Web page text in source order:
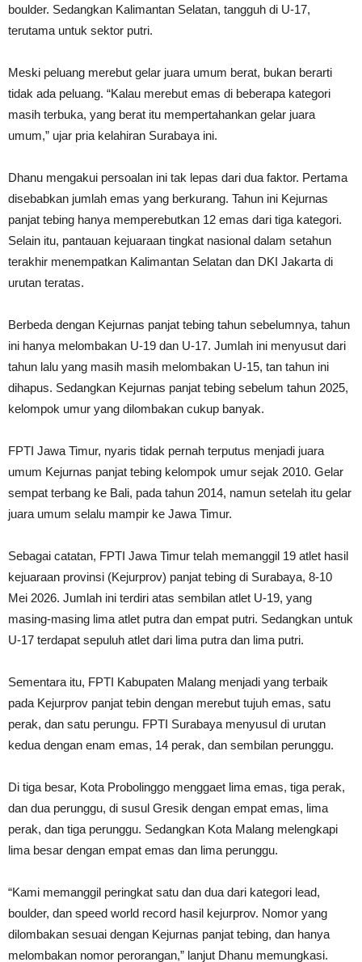
boulder. Sedangkan Kalimantan Selatan, tangguh di U-17,
terutama untuk sektor putri.
Meski peluang merebut gelar juara umum berat, bukan berarti
tidak ada peluang. “Kalau merebut emas di beberapa kategori
masih terbuka, yang berat itu mempertahankan gelar juara
umum,” ujar pria kelahiran Surabaya ini.
Dhanu mengakui persoalan ini tak lepas dari dua faktor. Pertama
disebabkan jumlah emas yang berkurang. Tahun ini Kejurnas
panjat tebing hanya memperebutkan 12 emas dari tiga kategori.
Selain itu, pantauan kejuaraan tingkat nasional dalam setahun
terakhir menempatkan Kalimantan Selatan dan DKI Jakarta di
urutan teratas.
Berbeda dengan Kejurnas panjat tebing tahun sebelumnya, tahun
ini hanya melombakan U-19 dan U-17. Jumlah ini menyusut dari
tahun lalu yang masih masih melombakan U-15, tan tahun ini
dihapus. Sedangkan Kejurnas panjat tebing sebelum tahun 2025,
kelompok umur yang dilombakan cukup banyak.
FPTI Jawa Timur, nyaris tidak pernah terputus menjadi juara
umum Kejurnas panjat tebing kelompok umur sejak 2010. Gelar
sempat terbang ke Bali, pada tahun 2014, namun setelah itu gelar
juara umum selalu mampir ke Jawa Timur.
Sebagai catatan, FPTI Jawa Timur telah memanggil 19 atlet hasil
kejuaraan provinsi (Kejurprov) panjat tebing di Surabaya, 8-10
Mei 2026. Jumlah ini terdiri atas sembilan atlet U-19, yang
masing-masing lima atlet putra dan empat putri. Sedangkan untuk
U-17 terdapat sepuluh atlet dari lima putra dan lima putri.
Sementara itu, FPTI Kabupaten Malang menjadi yang terbaik
pada Kejurprov panjat tebin dengan merebut tujuh emas, satu
perak, dan satu perungu. FPTI Surabaya menyusul di urutan
kedua dengan enam emas, 14 perak, dan sembilan perunggu.
Di tiga besar, Kota Probolinggo menggaet lima emas, tiga perak,
dan dua perunggu, di susul Gresik dengan empat emas, lima
perak, dan tiga perunggu. Sedangkan Kota Malang melengkapi
lima besar dengan empat emas dan lima perunggu.
“Kami memanggil peringkat satu dan dua dari kategori lead,
boulder, dan speed world record hasil kejurprov. Nomor yang
dilombakan sesuai dengan Kejurnas panjat tebing, dan hanya
melombakan nomor perorangan,” lanjut Dhanu memungkasi.